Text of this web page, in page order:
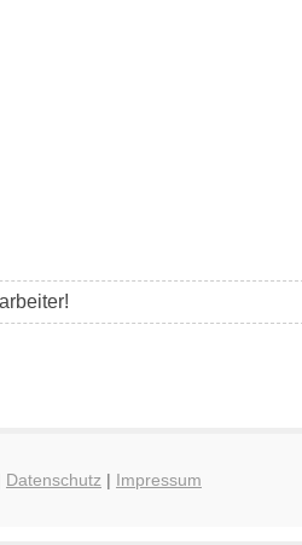
Datenschutz| Impressum